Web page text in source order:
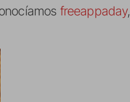
freeappaday,